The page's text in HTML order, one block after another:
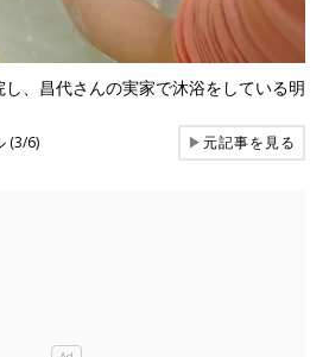
、昌代さんの実家で沐浴をしている明
(3/6) ▶元記事を見る